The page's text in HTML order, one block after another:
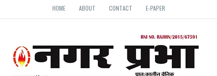
HOME ABOUT CONTACT E-PAPER